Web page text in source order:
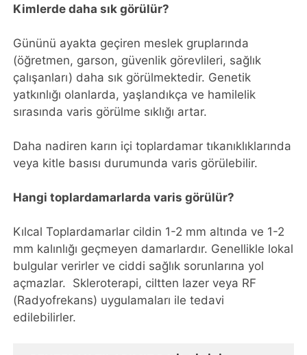
Kimlerde daha sık görülür?
Gününü ayakta geçiren meslek gruplarında
(öğretmen, garson, güvenlik görevlileri, sağlık
çalışanları) daha sık görülmektedir. Genetik
yatkınlığı olanlarda, yaşlandıkça ve hamilelik
sırasında varis görülme sıklığı artar.
Daha nadiren karın içi toplardamar tıkanıklıklarında
veya kitle basısı durumunda varis görülebilir.
Hangi toplardamarlarda varis görülür?
Kılcal Toplardamarlar cildin 1-2 mm altında ve 1-2
mm kalınlığı geçmeyen damarlardır. Genellikle lokal
bulgular verirler ve ciddi sağlık sorunlarına yol
açmazlar. Skleroterapi, ciltten lazer veya RF
(Radyofrekans) uygulamaları ile tedavi
edilebilirler.